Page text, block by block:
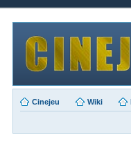
Cinejeu Wiki